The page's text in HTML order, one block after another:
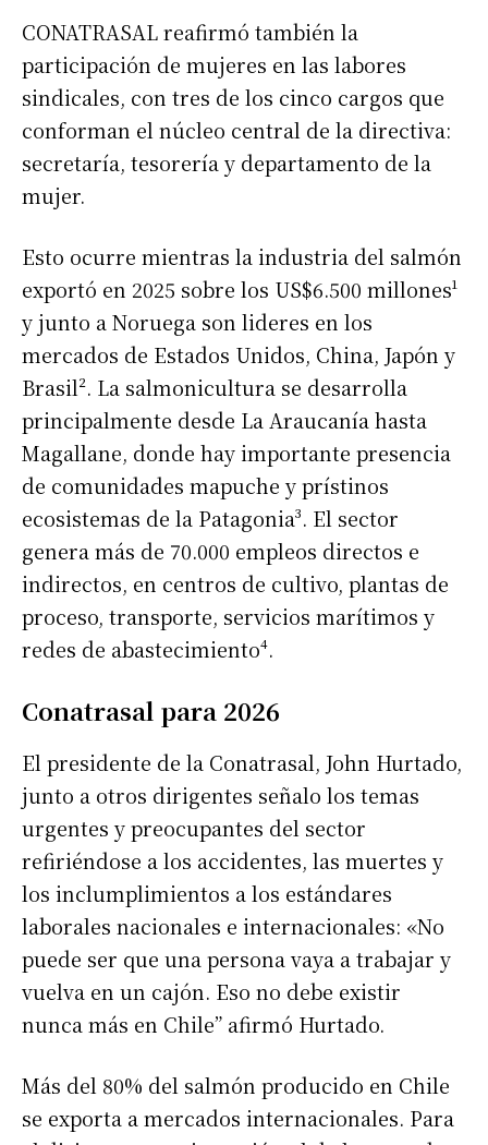
CONATRASAL reafirmó también la
participación de mujeres en las labores
sindicales, con tres de los cinco cargos que
conforman el núcleo central de la directiva:
secretaría, tesorería y departamento de la
mujer.
Esto ocurre mientras la industria del salmón
exportó en 2025 sobre los US$6.500 millones¹
y junto a Noruega son lideres en los
mercados de Estados Unidos, China, Japón y
Brasil². La salmonicultura se desarrolla
principalmente desde La Araucanía hasta
Magallane, donde hay importante presencia
de comunidades mapuche y prístinos
ecosistemas de la Patagonia³. El sector
genera más de 70.000 empleos directos e
indirectos, en centros de cultivo, plantas de
proceso, transporte, servicios marítimos y
redes de abastecimiento⁴.
Conatrasal para 2026
El presidente de la Conatrasal, John Hurtado,
junto a otros dirigentes señalo los temas
urgentes y preocupantes del sector
refiriéndose a los accidentes, las muertes y
los inclumplimientos a los estándares
laborales nacionales e internacionales: «No
puede ser que una persona vaya a trabajar y
vuelva en un cajón. Eso no debe existir
nunca más en Chile” afirmó Hurtado.
Más del 80% del salmón producido en Chile
se exporta a mercados internacionales. Para